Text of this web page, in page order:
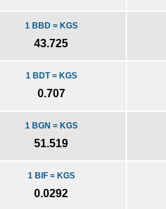
1 BBD = KGS
43.725
1 BDT = KGS
0.707
1 BGN = KGS
51.519
1 BIF = KGS
0.0292